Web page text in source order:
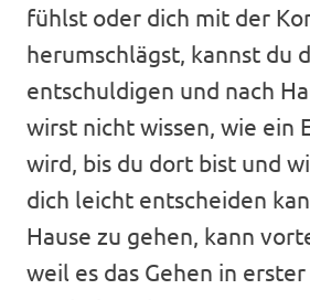
fühlst oder dich mit der
herumschlägst, kannst du
entschuldigen und nach
wirst nicht wissen, wie ein
wird, bis du dort bist und
dich leicht entscheiden
Hause zu gehen, kann
weil es das Gehen in